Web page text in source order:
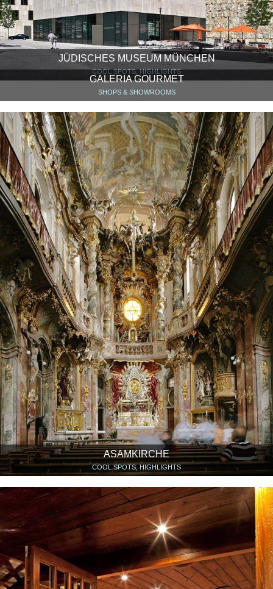
JÜDISCHES MUSEUM MÜNCHEN
COOL SPOTS, HIGHLIGHTS
GALERIA GOURMET
SHOPS & SHOWROOMS
ASAMKIRCHE
COOL SPOTS, HIGHLIGHTS